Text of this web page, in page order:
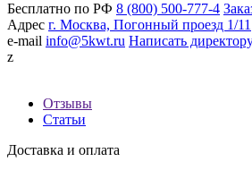
Бесплатно по РФ 8 (800) 500-777-4
Адрес г. Москва, Погонный проезд 1/11
e-mail info@5kwt.ru Написать
z
Отзывы
Статьи
Доставка и оплата